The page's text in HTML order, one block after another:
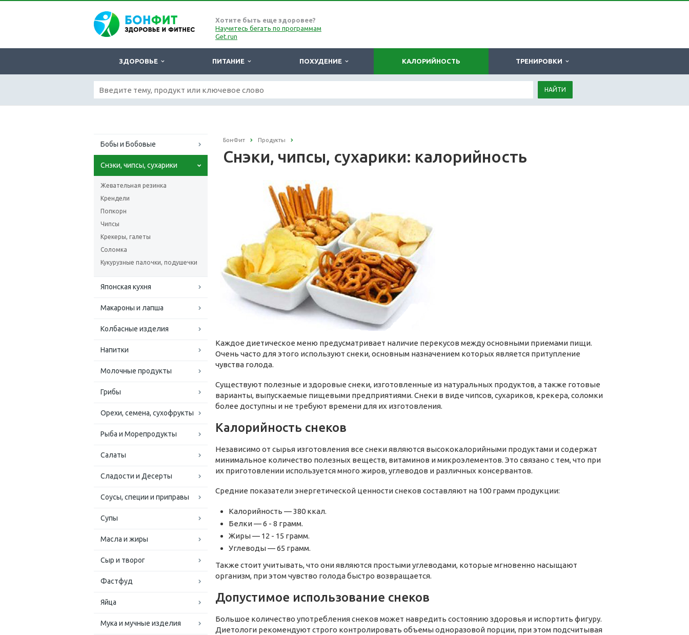
Хотите быть еще здоровее?
Научитесь бегать по программам
Get.run
ЗДОРОВЬЕ ПИТАНИЕ ПОХУДЕНИЕ КАЛОРИЙНОСТЬ ТРЕНИРОВКИ
НАЙТИ
Бобы и Бобовые
Снэки, чипсы, сухарики
Жевательная резинка
Крендели
Попкорн
Чипсы
Крекеры, галеты
Соломка
Кукурузные палочки, подушечки
Японская кухня
Макароны и лапша
Колбасные изделия
Напитки
Молочные продукты
Грибы
Орехи, семена, сухофрукты
Рыба и Морепродукты
Салаты
Сладости и Десерты
Соусы, специи и приправы
Супы
Масла и жиры
Сыр и творог
Фастфуд
Яйца
Мука и мучные изделия
БонФит Продукты
Снэки, чипсы, сухарики: калорийность
Каждое диетическое меню предусматривает наличие перекусов между основными приемами пищи.
Очень часто для этого используют снеки, основным назначением которых является притупление
чувства голода.
Существуют полезные и здоровые снеки, изготовленные из натуральных продуктов, а также готовые
варианты, выпускаемые пищевыми предприятиями. Снеки в виде чипсов, сухариков, крекера, соломки
более доступны и не требуют времени для их изготовления.
Калорийность снеков
Независимо от сырья изготовления все снеки являются высококалорийными продуктами и содержат
минимальное количество полезных веществ, витаминов и микроэлементов. Это связано с тем, что при
их приготовлении используется много жиров, углеводов и различных консервантов.
Средние показатели энергетической ценности снеков составляют на 100 грамм продукции:
Калорийность — 380 ккал.
Белки — 6 - 8 грамм.
Жиры — 12 - 15 грамм.
Углеводы — 65 грамм.
Также стоит учитывать, что они являются простыми углеводами, которые мгновенно насыщают
организм, при этом чувство голода быстро возвращается.
Допустимое использование снеков
Большое количество употребления снеков может навредить состоянию здоровья и испортить фигуру.
Диетологи рекомендуют строго контролировать объемы одноразовой порции, при этом подсчитывая